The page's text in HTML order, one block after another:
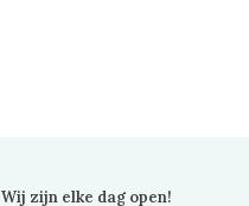
Wij zijn elke dag open!